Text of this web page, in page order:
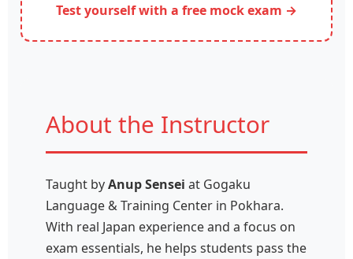
Test yourself with a free mock exam →
About the Instructor
Taught byAnup Sensei at Gogaku
Language & Training Center in Pokhara.
With real Japan experience and a focus on
exam essentials, he helps students pass the